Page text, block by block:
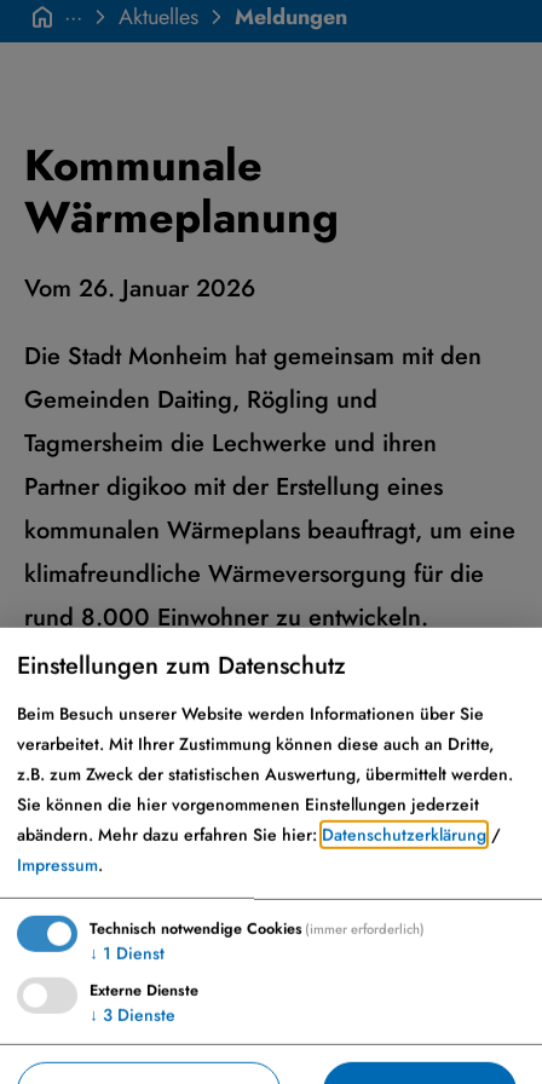
Meldungen
Aktuelles
···
Kommunale
Wärmeplanung
Vom 26. Januar 2026
Die Stadt Monheim hat gemeinsam mit den
Gemeinden Daiting, Rögling und
Tagmersheim die Lechwerke und ihren
Partner digikoo mit der Erstellung eines
kommunalen Wärmeplans beauftragt, um eine
klimafreundliche Wärmeversorgung für die
rund 8.000 Einwohner zu entwickeln.
Alle Informationen finden Sie
VG Monheim -info@vg-monheim.de
Einstellungen zum Datenschutz
Beim Besuch unserer Website werden Informationen über Sie
verarbeitet. Mit Ihrer Zustimmung können diese auch an Dritte,
z.B. zum Zweck der statistischen Auswertung, übermittelt werden.
Sie können die hier vorgenommenen Einstellungen jederzeit
abändern. Mehr dazu erfahren Sie hier: Datenschutzerklärung /
Impressum.
Technisch notwendige Cookies(immer erforderlich)
↓ 1 Dienst
Externe Dienste
↓ 3 Dienste